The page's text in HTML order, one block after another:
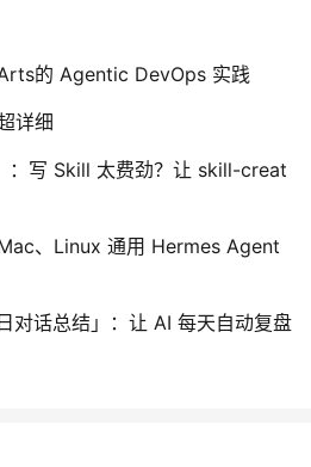
的 Agentic DevOps 实践
详细
：写 Skill 太费劲？让 skill-creat
、Linux 通用 Hermes Agent
对话总结」：让 AI 每天自动复盘